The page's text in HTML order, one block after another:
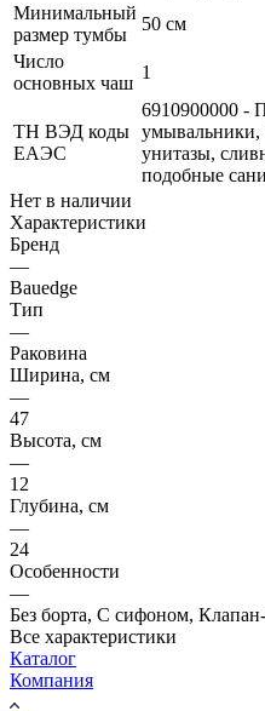
Минимальный
размер тумбы
50 см
Число
основных чаш
1
ТН ВЭД коды
ЕАЭС
6910900000 -
умывальники,
унитазы,
подобные
Нет в наличии
Характеристики
Бренд
—
Bauedge
Тип
—
Раковина
Ширина, см
—
47
Высота, см
—
12
Глубина, см
—
24
Особенности
—
Без борта, С сифоном,
Все характеристики
Каталог
Компания